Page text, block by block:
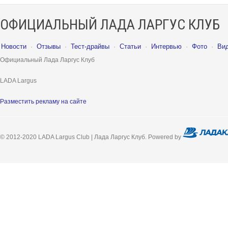
ОФИЦИАЛЬНЫЙ ЛАДА ЛАРГУС КЛУБ
Новости · Отзывы · Тест-драйвы · Статьи · Интервью · Фото ·
Официальный Лада Ларгус Клуб
LADA Largus
Разместить рекламу на сайте
© 2012-2020 LADA Largus Club | Лада Ларгус Клуб. Powered by